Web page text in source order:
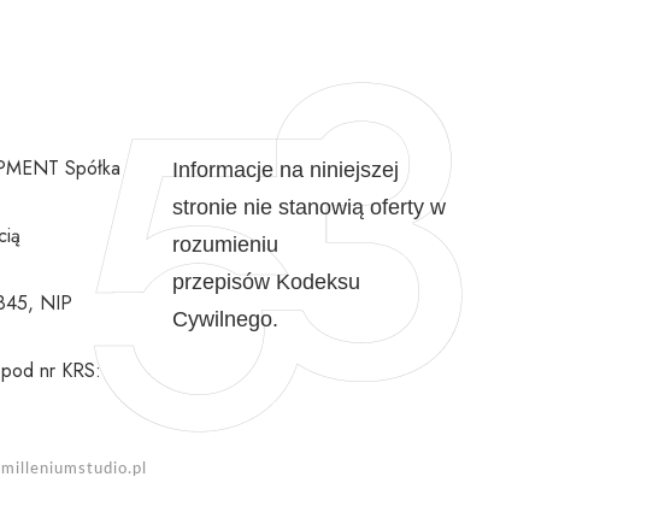
Spółka
NIP
nr KRS:
Informacje na niniejszej
stronie nie stanowią oferty w
rozumieniu
przepisów Kodeksu
Cywilnego.